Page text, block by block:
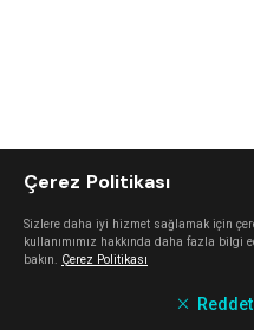
Çerez Politikası
Sizlere daha iyi hizmet sağlamak için
kullanımımız hakkında daha fazla bilgi
bakın. Çerez Politikası
Reddet